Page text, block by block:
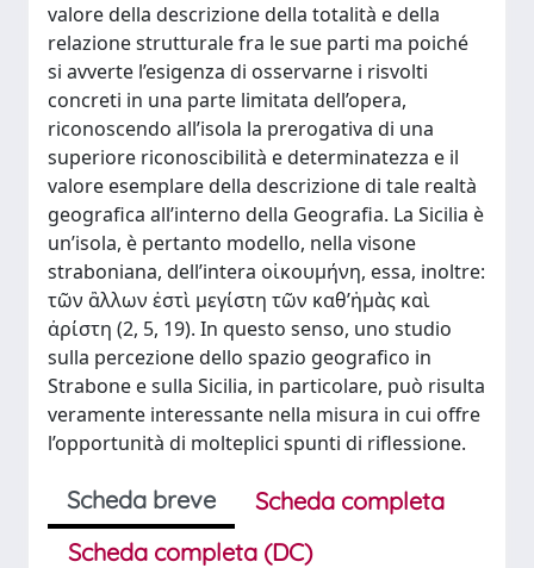
valore della descrizione della totalità e della
relazione strutturale fra le sue parti ma poiché
si avverte l’esigenza di osservarne i risvolti
concreti in una parte limitata dell’opera,
riconoscendo all’isola la prerogativa di una
superiore riconoscibilità e determinatezza e il
valore esemplare della descrizione di tale realtà
geografica all’interno della Geografia. La Sicilia è
un’isola, è pertanto modello, nella visone
straboniana, dell’intera οἰκουμήνη, essa, inoltre:
τῶν ἂλλων ἐστὶ μεγίστη τῶν καθ’ἡμὰς καὶ
ἀρίστη (2, 5, 19). In questo senso, uno studio
sulla percezione dello spazio geografico in
Strabone e sulla Sicilia, in particolare, può risulta
veramente interessante nella misura in cui offre
l’opportunità di molteplici spunti di riflessione.
Scheda breve
Scheda completa
Scheda completa (DC)